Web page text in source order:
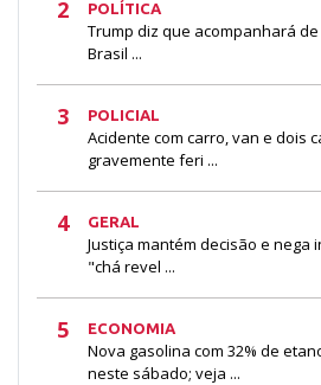
2 POLÍTICA
Trump diz que acompanhará
Brasil ...
3 POLICIAL
Acidente com carro, van e dois
gravemente feri ...
4 GERAL
Justiça mantém decisão e
"chá revel ...
5 ECONOMIA
Nova gasolina com 32% de
neste sábado; veja ...